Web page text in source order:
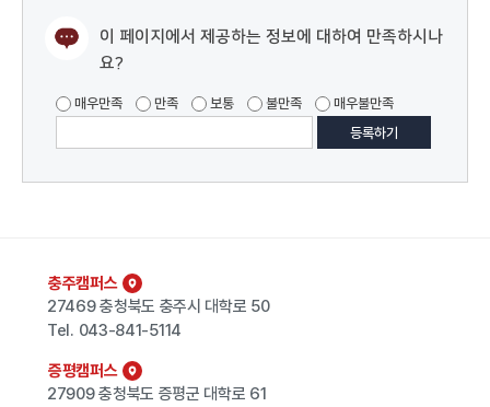
이 페이지에서 제공하는 정보에 대하여 만족하시나
요?
매우만족 만족 보통 불만족 매우불만족
충주캠퍼스
27469 충청북도 충주시 대학로 50
Tel. 043-841-5114
증평캠퍼스
27909 충청북도 증평군 대학로 61